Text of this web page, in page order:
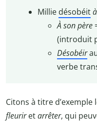
Millie désobéit
À son père
(introduit
Désobéir
verbe
Citons à titre d’exemple
fleuriretarrêter, qui